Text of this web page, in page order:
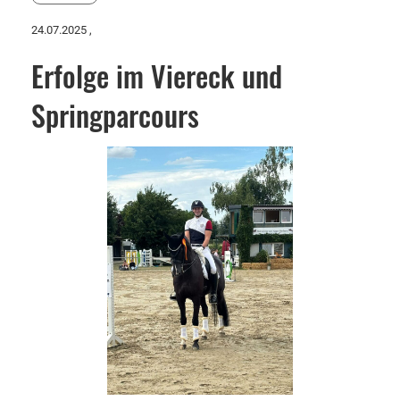
24.07.2025 ,
Erfolge im Viereck und
Springparcours